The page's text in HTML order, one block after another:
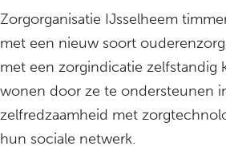
Zorgorganisatie IJsselheem
met een nieuw soort
met een zorgindicatie zelfstandig
wonen door ze te ondersteunen
zelfredzaamheid met
hun sociale netwerk.